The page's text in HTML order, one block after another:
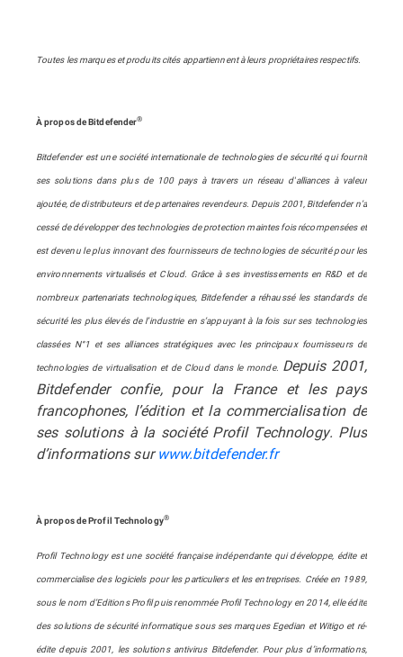
Toutes les marques et produits cités appartiennent à leurs propriétaires respectifs.
À propos de Bitdefender®
Bitdefender est une société internationale de technologies de sécurité qui fournit
ses solutions dans plus de 100 pays à travers un réseau d'alliances à valeur
ajoutée, de distributeurs et de partenaires revendeurs. Depuis 2001, Bitdefender n’a
cessé de développer des technologies de protection maintes fois récompensées et
est devenu le plus innovant des fournisseurs de technologies de sécurité pour les
environnements virtualisés et Cloud. Grâce à ses investissements en R&D et de
nombreux partenariats technologiques, Bitdefender a réhaussé les standards de
sécurité les plus élevés de l’industrie en s’appuyant à la fois sur ses technologies
classées N°1 et ses alliances stratégiques avec les principaux fournisseurs de
technologies de virtualisation et de Cloud dans le monde. Depuis 2001,
Bitdefender confie, pour la France et les pays
francophones, l’édition et la commercialisation de
ses solutions à la société Profil Technology. Plus
d’informations surwww.bitdefender.fr
À propos de Profil Technology®
Profil Technology est une société française indépendante qui développe, édite et
commercialise des logiciels pour les particuliers et les entreprises. Créée en 1989,
sous le nom d’Editions Profil puis renommée Profil Technology en 2014, elle édite
des solutions de sécurité informatique sous ses marques Egedian et Witigo et ré-
édite depuis 2001, les solutions antivirus Bitdefender. Pour plus d’informations,